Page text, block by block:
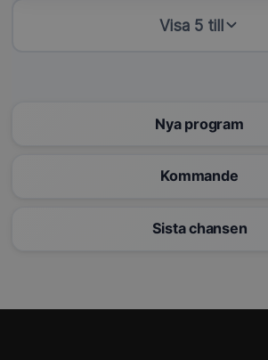
Visa 5 till
Nya program
Kommande
Sista chansen